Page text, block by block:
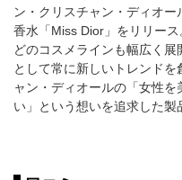
ン・クリスチャン・ディオ
香水「Miss Dior」をリリー
どのコスメラインも幅広く
として常に新しいトレンド
ャン・ディオールの「女性
い」という想いを追求した製